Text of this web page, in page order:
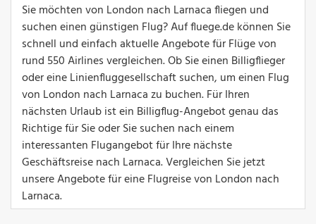
Sie möchten von London nach Larnaca fliegen und
suchen einen günstigen Flug? Auf fluege.de können Sie
schnell und einfach aktuelle Angebote für Flüge von
rund 550 Airlines vergleichen. Ob Sie einen Billigflieger
oder eine Linienfluggesellschaft suchen, um einen Flug
von London nach Larnaca zu buchen. Für Ihren
nächsten Urlaub ist ein Billigflug-Angebot genau das
Richtige für Sie oder Sie suchen nach einem
interessanten Flugangebot für Ihre nächste
Geschäftsreise nach Larnaca. Vergleichen Sie jetzt
unsere Angebote für eine Flugreise von London nach
Larnaca.